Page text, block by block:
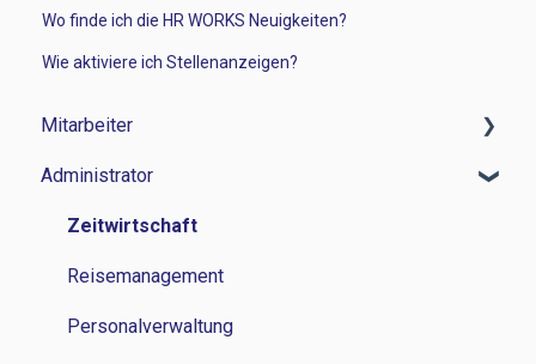
Wo finde ich die HR WORKS Neuigkeiten?
Wie aktiviere ich Stellenanzeigen?
Mitarbeiter
Zeitwirtschaft
Reisemanagement
Personalverwaltung
Lohn und Gehalt
Administrator
Zeitwirtschaft
Reisemanagement
Personalverwaltung